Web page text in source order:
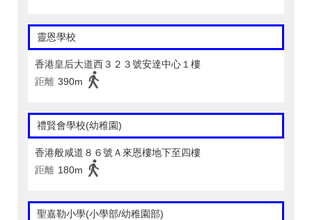
靈恩學校
香港皇后大道西３２３號安達中心１樓
距離 390m
禮賢會學校(幼稚園)
香港般咸道８６號Ａ來恩樓地下至四樓
距離 180m
聖嘉勒小學(小學部/幼稚園部)